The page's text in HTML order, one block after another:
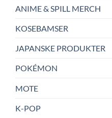
ANIME & SPILL MERCH
KOSEBAMSER
JAPANSKE PRODUKTER
POKÉMON
MOTE
K-POP